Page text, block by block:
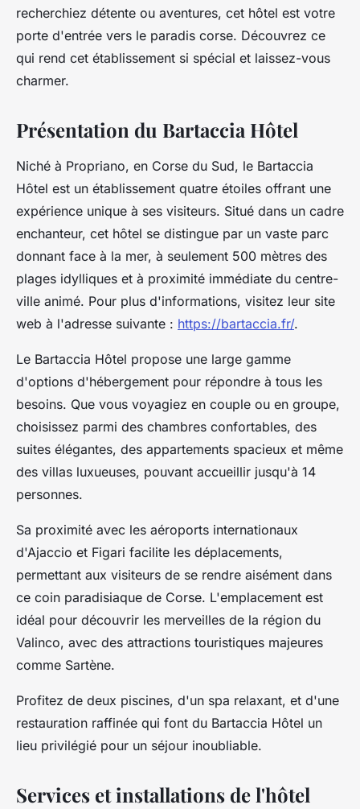
recherchiez détente ou aventures, cet hôtel est votre
porte d'entrée vers le paradis corse. Découvrez ce
qui rend cet établissement si spécial et laissez-vous
charmer.
Présentation du Bartaccia Hôtel
Niché à Propriano, en Corse du Sud, le Bartaccia
Hôtel est un établissement quatre étoiles offrant une
expérience unique à ses visiteurs. Situé dans un cadre
enchanteur, cet hôtel se distingue par un vaste parc
donnant face à la mer, à seulement 500 mètres des
plages idylliques et à proximité immédiate du centre-
ville animé. Pour plus d'informations, visitez leur site
web à l'adresse suivante : https://bartaccia.fr/.
Le Bartaccia Hôtel propose une large gamme
d'options d'hébergement pour répondre à tous les
besoins. Que vous voyagiez en couple ou en groupe,
choisissez parmi des chambres confortables, des
suites élégantes, des appartements spacieux et même
des villas luxueuses, pouvant accueillir jusqu'à 14
personnes.
Sa proximité avec les aéroports internationaux
d'Ajaccio et Figari facilite les déplacements,
permettant aux visiteurs de se rendre aisément dans
ce coin paradisiaque de Corse. L'emplacement est
idéal pour découvrir les merveilles de la région du
Valinco, avec des attractions touristiques majeures
comme Sartène.
Profitez de deux piscines, d'un spa relaxant, et d'une
restauration raffinée qui font du Bartaccia Hôtel un
lieu privilégié pour un séjour inoubliable.
Services et installations de l'hôtel